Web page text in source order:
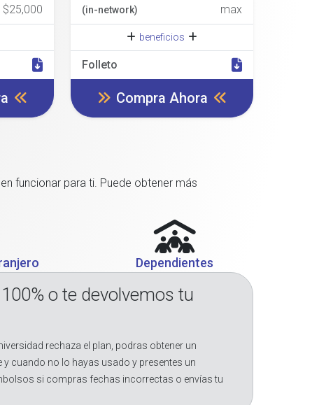
$25,000
(in-network)
max
beneficios
Folleto
Compra Ahora
funcionar para ti. Puede obtener más
Dependientes
o te devolvemos tu
rechaza el plan, podras obtener un
cuando no lo hayas usado y presentes un
si compras fechas incorrectas o envías tu